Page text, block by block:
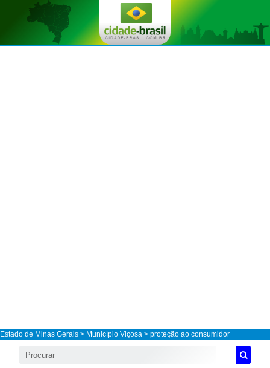
Estado de Minas Gerais > Município Viçosa > proteção ao consumidor